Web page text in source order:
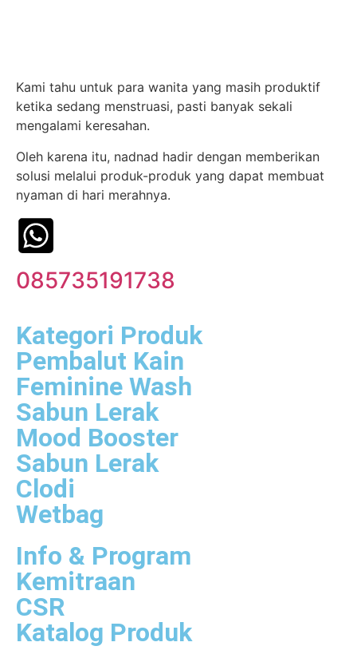
Kami tahu untuk para wanita yang masih produktif
ketika sedang menstruasi, pasti banyak sekali
mengalami keresahan.
Oleh karena itu, nadnad hadir dengan memberikan
solusi melalui produk-produk yang dapat membuat
nyaman di hari merahnya.
085735191738
Kategori Produk
Pembalut Kain
Feminine Wash
Sabun Lerak
Mood Booster
Sabun Lerak
Clodi
Wetbag
Info & Program
Kemitraan
CSR
Katalog Produk